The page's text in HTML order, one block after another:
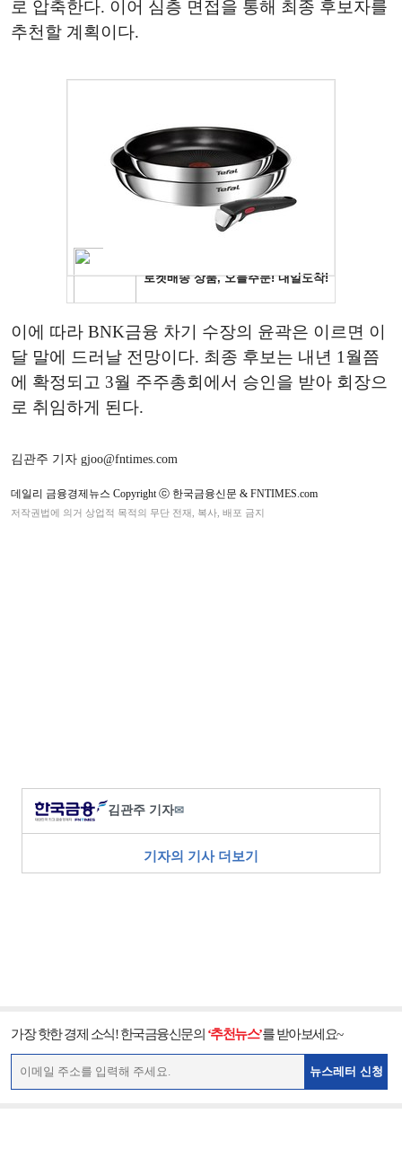
로 압축한다. 이어 심층 면접을 통해 최종 후보자를
추천할 계획이다.
이에 따라 BNK금융 차기 수장의 윤곽은 이르면 이
달 말에 드러날 전망이다. 최종 후보는 내년 1월쯤
에 확정되고 3월 주주총회에서 승인을 받아 회장으
로 취임하게 된다.
김관주 기자 gjoo@fntimes.com
데일리 금융경제뉴스 Copyright ⓒ 한국금융신문 & FNTIMES.com
저작권법에 의거 상업적 목적의 무단 전재, 복사, 배포 금지
김관주 기자✉
기자의 기사 더보기
가장 핫한 경제 소식! 한국금융신문의 ‘추천뉴스’를 받아보세요~
뉴스레터 신청